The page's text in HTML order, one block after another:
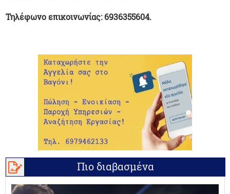
Τηλέφωνο επικοινωνίας: 6936355604.
Πιο διαβασμένα